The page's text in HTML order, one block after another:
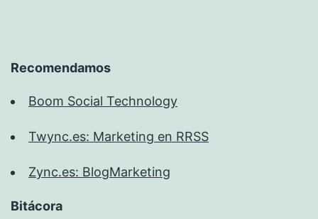
Recomendamos
Boom Social Technology
Twync.es: Marketing en RRSS
Zync.es: BlogMarketing
Bitácora